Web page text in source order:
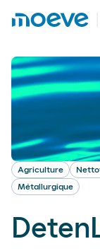
Agriculture
Métallurgique